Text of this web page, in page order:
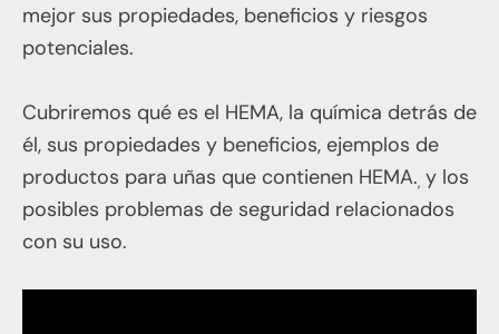
mejor sus propiedades, beneficios y riesgos
potenciales.
Cubriremos qué es el HEMA, la química detrás de
él, sus propiedades y beneficios, ejemplos de
productos para uñas que contienen HEMA., y los
posibles problemas de seguridad relacionados
con su uso.